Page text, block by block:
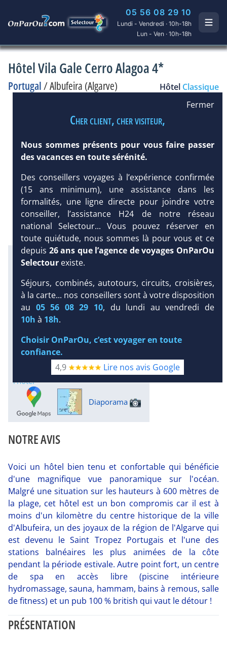
05 56 08 29 10
Lundi - Vendredi · 10h-18h
Lun - Ven · 10h-18h
Hôtel Vila Gale Cerro Alagoa 4*
Portugal/Albufeira (Algarve) Hôtel Classique
DEMANDE
DEVIS /
Infos météo :
27 °C
14 mm
Infos plages :
Dist.
600 m
Longueur :
2 km
Équipement :
310
Tx : 25 % Tx
16 km
Infos golfs :
dont le plus proche à 10 km de
l'hôtel
Diaporama
NOTRE AVIS
Voici un hôtel bien tenu et confortable qui bénéficie
d'une magnifique vue panoramique sur l'océan.
Malgré une situation sur les hauteurs à 600 mètres de
la plage, cet hôtel est un bon compromis car il est à
moins d'un kilomètre du centre historique de la ville
d'Albufeira, un des joyaux de la région de l'Algarve qui
est devenu le Saint Tropez Portugais et l'une des
stations balnéaires les plus animées de la côte
pendant la période estivale. Autre point fort, un centre
de spa en accès libre (piscine intérieure
hydromassage, sauna, hammam, bains à remous, salle
de fitness) et un pub 100 % british qui vaut le détour !
PRÉSENTATION
Fermer
Cher client, cher visiteur,
Nous sommes présents pour vous faire passer
des vacances en toute sérénité.
Des conseillers voyages à l’expérience confirmée
(15 ans minimum), une assistance dans les
formalités, une ligne directe pour joindre votre
conseiller, l’assistance H24 de notre réseau
national Selectour... Vous pouvez réserver en
toute quiétude, nous sommes là pour vous et ce
depuis 26 ans que l’agence de voyages OnParOu
Selectour existe.
Séjours, combinés, autotours, circuits, croisières,
à la carte... nos conseillers sont à votre disposition
au 05 56 08 29 10, du lundi au vendredi de
10h à 18h.
Choisir OnParOu, c’est voyager en toute
confiance.
4,9
Lire nos avis Google